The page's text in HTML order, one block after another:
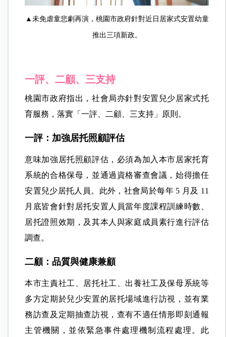
▲未免虐童悲劇再演，桃園市政府針對近日居家式安置幼童
推出三項新政。
一評、二顧、三支持
桃園市政府指出，社會局亦針對安置兒少居家式托
育服務，落實「一評、二顧、三支持」原則。
一評：加強居托照顧評估
意味加強居托照顧評估，必須為加入本市居家托育
系統的合格保母，並通過資格審查會議，始得擔任
安置兒少居托人員。此外，社會局於每年 5 月及 11
月底皆會針對居托安置人員當年度課程訓練時數、
居托證照效期，及其本人與家庭成員素行進行評估
調查。
二顧：品質與健康兼顧
本市主責社工、居托社工、出養社工及保母系統等
多方定期於兒少安置的居托場域進行訪視，並有業
務訪查及定期抽查訪視，查有不適任情形即刻通報
主管機關，並依緊急事件處理機制流程處理。此